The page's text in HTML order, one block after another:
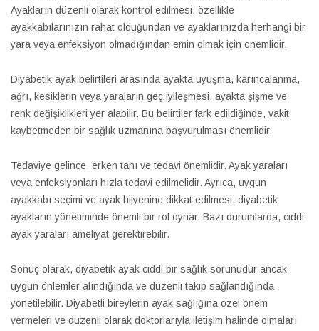
Ayakların düzenli olarak kontrol edilmesi, özellikle
ayakkabılarınızın rahat olduğundan ve ayaklarınızda herhangi bir
yara veya enfeksiyon olmadığından emin olmak için önemlidir.
Diyabetik ayak belirtileri arasında ayakta uyuşma, karıncalanma,
ağrı, kesiklerin veya yaraların geç iyileşmesi, ayakta şişme ve
renk değişiklikleri yer alabilir. Bu belirtiler fark edildiğinde, vakit
kaybetmeden bir sağlık uzmanına başvurulması önemlidir.
Tedaviye gelince, erken tanı ve tedavi önemlidir. Ayak yaraları
veya enfeksiyonları hızla tedavi edilmelidir. Ayrıca, uygun
ayakkabı seçimi ve ayak hijyenine dikkat edilmesi, diyabetik
ayakların yönetiminde önemli bir rol oynar. Bazı durumlarda, ciddi
ayak yaraları ameliyat gerektirebilir.
Sonuç olarak, diyabetik ayak ciddi bir sağlık sorunudur ancak
uygun önlemler alındığında ve düzenli takip sağlandığında
yönetilebilir. Diyabetli bireylerin ayak sağlığına özel önem
vermeleri ve düzenli olarak doktorlarıyla iletişim halinde olmaları